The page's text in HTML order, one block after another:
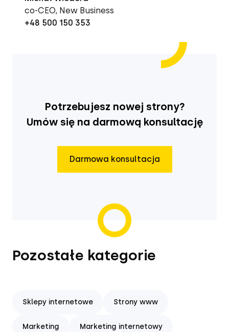
co-CEO, New Business
+48 500 150 353
Potrzebujesz nowej strony?
Umów się na darmową konsultację
Darmowa konsultacja
Pozostałe kategorie
Sklepy internetowe Strony www
Marketing Marketing internetowy